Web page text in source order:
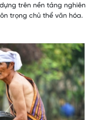
trên nền tảng nghiên
trọng chủ thể văn hóa.